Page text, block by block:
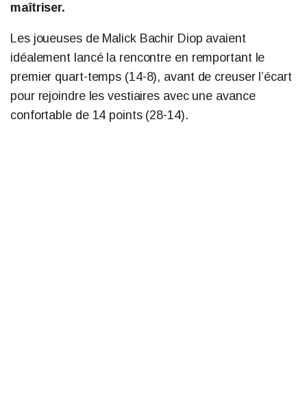
maîtriser.
Les joueuses de Malick Bachir Diop avaient
idéalement lancé la rencontre en remportant le
premier quart-temps (14-8), avant de creuser l’écart
pour rejoindre les vestiaires avec une avance
confortable de 14 points (28-14).